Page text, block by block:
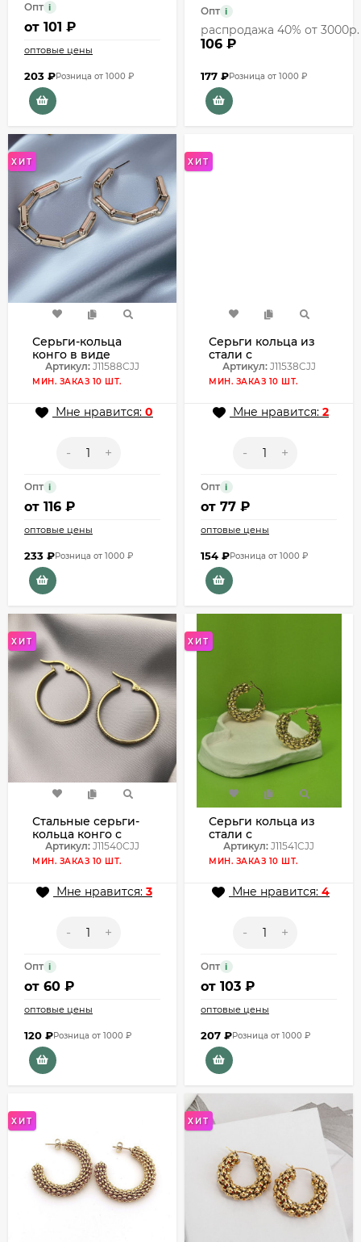
Опт i
от 101 ₽
оптовые цены
203 ₽Розница от 1000 ₽
Опт i
распродажа 40% от 3000р.
106 ₽
177 ₽Розница от 1000 ₽
ХИТ
Серьги-кольца
конго в виде
массивной цепи из
прямоугольных
Артикул: J11588CJJ
МИН. ЗАКАЗ 10 ШТ.
Мне нравится: 0
- +
Опт i
от 116 ₽
оптовые цены
233 ₽Розница от 1000 ₽
ХИТ
Серьги кольца из
стали с
напылением
золотом J11538CJJ
Артикул:J11538CJJ
МИН. ЗАКАЗ 10 ШТ.
Мне нравится: 2
- +
Опт i
от 77 ₽
оптовые цены
154 ₽Розница от 1000 ₽
ХИТ
Стальные серьги-
кольца конго с
гладкой
зеркальной
J11540CJJ
Артикул: J11540CJJ
МИН. ЗАКАЗ 10 ШТ.
Мне нравится: 3
- +
Опт i
от 60 ₽
оптовые цены
120 ₽Розница от 1000 ₽
ХИТ
Серьги кольца из
стали с
напылением
золотом J11541CJJ
Артикул: J11541CJJ
МИН. ЗАКАЗ 10 ШТ.
Мне нравится: 4
- +
Опт i
от 103 ₽
оптовые цены
207 ₽Розница от 1000 ₽
ХИТ ХИТ